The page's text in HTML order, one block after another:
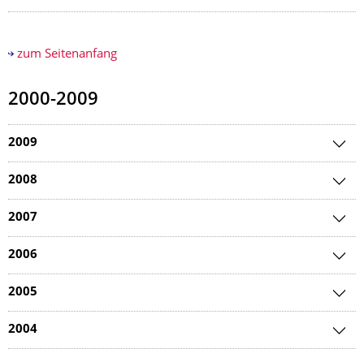
zum Seitenanfang
2000-2009
2009
2008
2007
2006
2005
2004